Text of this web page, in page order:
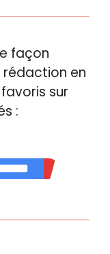
façon
rédaction en
sur
: